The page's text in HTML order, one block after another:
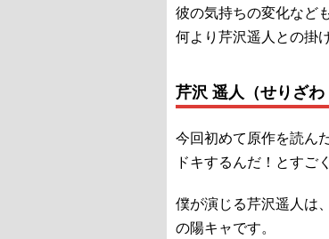
彼の気持ちの変化など
何より芹沢遥人との掛
芹沢 遥人（せりざ
今回初めて原作を読ん
ドキするんだ！とすご
僕が演じる芹沢遥人は
の陽キャです。